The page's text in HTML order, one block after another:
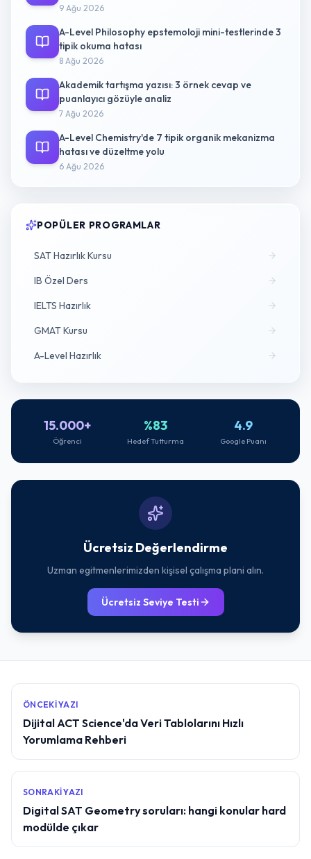
9 Ağu 2026
A-Level Philosophy epstemoloji mini-testlerinde 3
tipik okuma hatası
8 Ağu 2026
Akademik tartışma yazısı: 3 örnek cevap ve
puanlayıcı gözüyle analiz
7 Ağu 2026
A-Level Chemistry'de 7 tipik organik mekanizma
hatası ve düzeltme yolu
6 Ağu 2026
POPÜLER PROGRAMLAR
SAT Hazırlık Kursu
IB Özel Ders
IELTS Hazırlık
GMAT Kursu
A-Level Hazırlık
15.000+
Öğrenci
%83
Hedef Tutturma
4.9
Google Puanı
Ücretsiz Değerlendirme
Uzman egitmenlerimizden kişisel çalışma plani alın.
Ücretsiz Seviye Testi
ÖNCEKI YAZI
Dijital ACT Science'da Veri Tablolarını Hızlı
Yorumlama Rehberi
SONRAKI YAZI
Digital SAT Geometry soruları: hangi konular hard
modülde çıkar